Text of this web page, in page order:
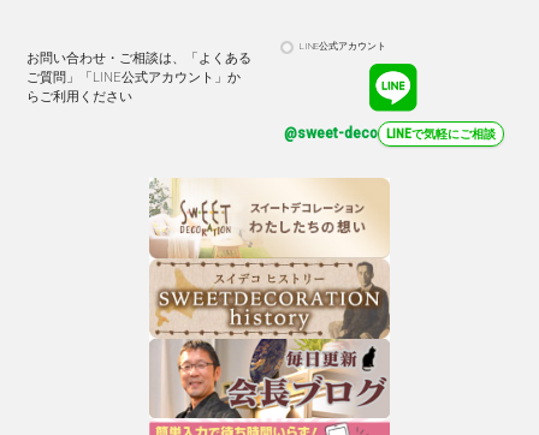
お問い合わせ・ご相談は、「よくある
ご質問」「LINE公式アカウント」か
らご利用ください
LINE公式アカウント
@sweet-deco LINEで気軽にご相談